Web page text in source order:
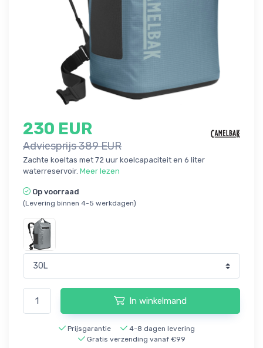
230 EUR
Adviesprijs 389 EUR
Zachte koeltas met 72 uur koelcapaciteit en 6 liter
waterreservoir. Meer lezen
Op voorraad
(Levering binnen 4-5 werkdagen)
In winkelmand
Prijsgarantie
4-8 dagen levering
Gratis verzending vanaf €99